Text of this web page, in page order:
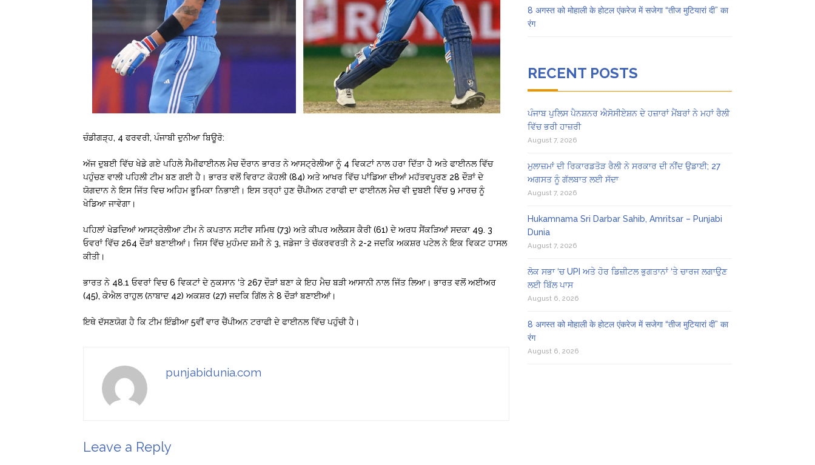
ਚੰਡੀਗੜ੍ਹ, 4 ਫਰਵਰੀ, ਪੰਜਾਬੀ ਦੁਨੀਆ ਬਿਊਰੋ:
ਅੱਜ ਦੁਬਈ ਵਿੱਚ ਖੇਡੇ ਗਏ ਪਹਿਲੇ ਸੈਮੀਫਾਈਨਲ ਮੈਚ ਦੌਰਾਨ ਭਾਰਤ ਨੇ ਆਸਟ੍ਰੇਲੀਆ ਨੂੰ 4 ਵਿਕਟਾਂ ਨਾਲ ਹਰਾ ਦਿੱਤਾ ਹੈ ਅਤੇ ਫਾਈਨਲ ਵਿੱਚ
ਪਹੁੰਚਣ ਵਾਲੀ ਪਹਿਲੀ ਟੀਮ ਬਣ ਗਈ ਹੈ। ਭਾਰਤ ਵਲੋਂ ਵਿਰਾਟ ਕੋਹਲੀ (84) ਅਤੇ ਆਖਰ ਵਿੱਚ ਪਾਂਡਿਆ ਦੀਆਂ ਮਹੱਤਵਪੂਰਣ 28 ਦੌੜਾਂ ਦੇ
ਯੋਗਦਾਨ ਨੇ ਇਸ ਜਿੱਤ ਵਿਚ ਅਹਿਮ ਭੂਮਿਕਾ ਨਿਭਾਈ। ਇਸ ਤਰ੍ਹਾਂ ਹੁਣ ਚੈਂਪੀਅਨ ਟਰਾਫੀ ਦਾ ਫਾਈਨਲ ਮੈਚ ਵੀ ਦੁਬਈ ਵਿੱਚ 9 ਮਾਰਚ ਨੂੰ
ਖੇਡਿਆ ਜਾਵੇਗਾ।
ਪਹਿਲਾਂ ਖੇਡਦਿਆਂ ਆਸਟ੍ਰੇਲੀਆ ਟੀਮ ਨੇ ਕਪਤਾਨ ਸਟੀਵ ਸਮਿਥ (73) ਅਤੇ ਕੀਪਰ ਅਲੈਕਸ ਕੈਰੀ (61) ਦੇ ਅਰਧ ਸੈਂਕੜਿਆਂ ਸਦਕਾ 49. 3
ਓਵਰਾਂ ਵਿੱਚ 264 ਦੌੜਾਂ ਬਣਾਈਆਂ। ਜਿਸ ਵਿੱਚ ਮੁਹੰਮਦ ਸ਼ਮੀ ਨੇ 3, ਜਡੇਜਾ ਤੇ ਚੱਕਰਵਰਤੀ ਨੇ 2-2 ਜਦਕਿ ਅਕਸ਼ਰ ਪਟੇਲ ਨੇ ਇਕ ਵਿਕਟ ਹਾਸਲ
ਕੀਤੀ।
ਭਾਰਤ ਨੇ 48.1 ਓਵਰਾਂ ਵਿਚ 6 ਵਿਕਟਾਂ ਦੇ ਨੁਕਸਾਨ ‘ਤੇ 267 ਦੌੜਾਂ ਬਣਾ ਕੇ ਇਹ ਮੈਚ ਬੜੀ ਆਸਾਨੀ ਨਾਲ ਜਿੱਤ ਲਿਆ। ਭਾਰਤ ਵਲੋਂ ਅਈਅਰ
(45), ਕੇਐਲ ਰਾਹੁਲ (ਨਾਬਾਦ 42) ਅਕਸ਼ਰ (27) ਜਦਕਿ ਗਿੱਲ ਨੇ 8 ਦੌੜਾਂ ਬਣਾਈਆਂ।
ਇਥੇ ਦੱਸਣਯੋਗ ਹੈ ਕਿ ਟੀਮ ਇੰਡੀਆ 5ਵੀਂ ਵਾਰ ਚੈਂਪੀਅਨ ਟਰਾਫੀ ਦੇ ਫਾਈਨਲ ਵਿੱਚ ਪਹੁੰਚੀ ਹੈ।
punjabidunia.com
Leave a Reply
8 अगस्त को मोहाली के होटल एंकरेज में सजेगा “तीज मुटियारां दी” का
रंग
RECENT POSTS
ਪੰਜਾਬ ਪੁਲਿਸ ਪੈਨਸ਼ਨਰ ਐਸੋਸੀਏਸ਼ਨ ਦੇ ਹਜ਼ਾਰਾਂ ਮੈਂਬਰਾਂ ਨੇ ਮਹਾਂ ਰੈਲੀ
ਵਿੱਚ ਭਰੀ ਹਾਜ਼ਰੀ
August 7, 2026
ਮੁਲਾਜ਼ਮਾਂ ਦੀ ਰਿਕਾਰਡਤੋੜ ਰੈਲੀ ਨੇ ਸਰਕਾਰ ਦੀ ਨੀਂਦ ਉਡਾਈ; 27
ਅਗਸਤ ਨੂੰ ਗੱਲਬਾਤ ਲਈ ਸੱਦਾ
August 7, 2026
Hukamnama Sri Darbar Sahib, Amritsar – Punjabi
Dunia
August 7, 2026
ਲੋਕ ਸਭਾ ‘ਚ UPI ਅਤੇ ਹੋਰ ਡਿਜ਼ੀਟਲ ਭੁਗਤਾਨਾਂ ‘ਤੇ ਚਾਰਜ ਲਗਾਉਣ
ਲਈ ਬਿੱਲ ਪਾਸ
August 6, 2026
8 अगस्त को मोहाली के होटल एंकरेज में सजेगा “तीज मुटियारां दी” का
रंग
August 6, 2026